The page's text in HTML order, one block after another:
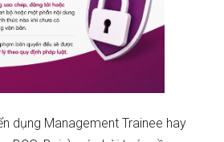
dụng Management Trainee hay